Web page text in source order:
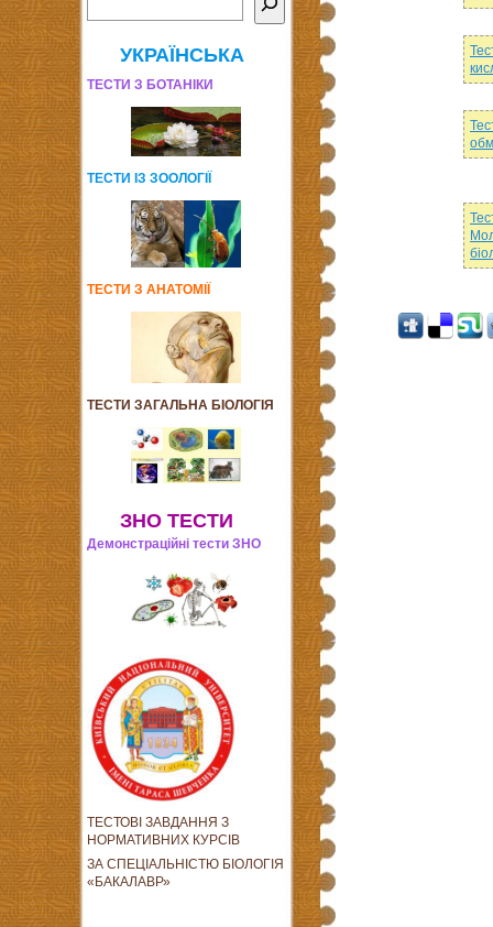
УКРАЇНСЬКА
ТЕСТИ З БОТАНІКИ
ТЕСТИ ІЗ ЗООЛОГІЇ
ТЕСТИ З АНАТОМІЇ
ТЕСТИ ЗАГАЛЬНА БІОЛОГІЯ
ЗНО ТЕСТИ
Демонстраційні тести ЗНО
ТЕСТОВІ ЗАВДАННЯ З
НОРМАТИВНИХ КУРСІВ
ЗА СПЕЦІАЛЬНІСТЮ БІОЛОГІЯ
«БАКАЛАВР»